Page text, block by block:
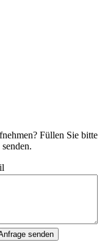
Füllen Sie bitte